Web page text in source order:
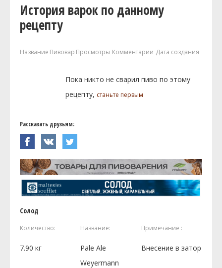
История варок по данному
рецепту
Название Пивовар Просмотры Комментарии Дата создания
Пока никто не сварил пиво по этому
рецепту, станьте первым
Рассказать друзьям:
Солод
Количество: Название: Примечание :
7.90 кг
Pale Ale
Weyermann
Внесение в затор